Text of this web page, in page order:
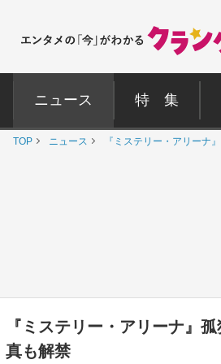
ニュース 特 集
TOP ニュース 『ミステリー・アリー
『ミステリー・アリーナ』
真も解禁